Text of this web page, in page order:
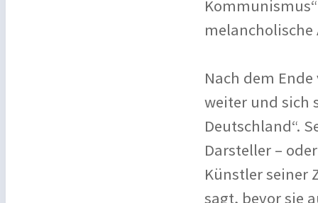
Nach dem
weiter und sich
Deutschland“.
Darsteller –
Künstler seiner
sagt, bevor sie